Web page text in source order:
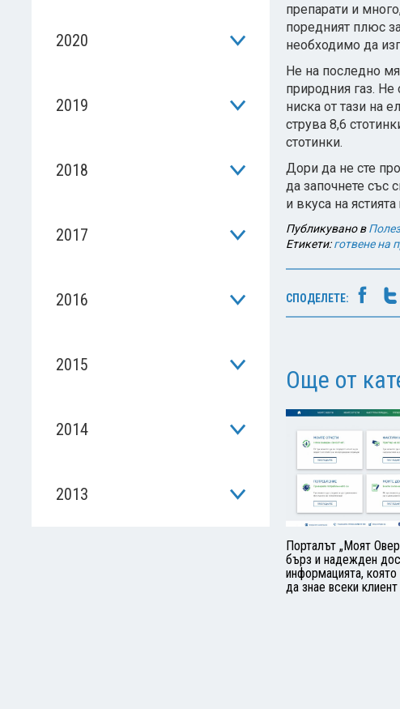
2020
2019
2018
2017
2016
2015
2014
2013
препарати и
поредният плюс
необходимо да
Не на последно
природния газ.
ниска от тази на
струва 8,6
стотинки.
Дори да не сте
да започнете със
и вкуса на
Публикувано в
Етикети:готвене на
СПОДЕЛЕТЕ:
Още от
Порталът „Моят
бърз и надежден
информацията, която
да знае всеки клиент